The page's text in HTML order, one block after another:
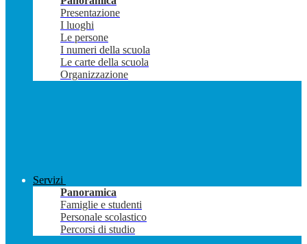
Presentazione
I luoghi
Le persone
I numeri della scuola
Le carte della scuola
Organizzazione
Servizi
Panoramica
Famiglie e studenti
Personale scolastico
Percorsi di studio